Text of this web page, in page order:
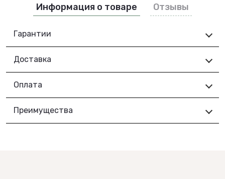
Информация о товаре Отзывы
Гарантии
Доставка
Оплата
Преимущества